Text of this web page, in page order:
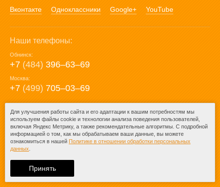
Вконтакте Одноклассники Google+ YouTube
Наши телефоны:
Обнинск:
+7 (484) 396‒63‒69
Москва:
+7 (499) 705‒03‒69
E-mail:
mail@posuda40.ru
При любом копировании информации
ссылка на
Для улучшения работы сайта и его адаптации к вашим потребностям мы
используем файлы cookie и технологии анализа поведения пользователей,
включая Яндекс Метрику, а также рекомендательные алгоритмы. С подробной
информацией о том, как мы обрабатываем ваши данные, вы можете
ознакомиться в нашей Политике в отношении обработки персональных
данных
Принять